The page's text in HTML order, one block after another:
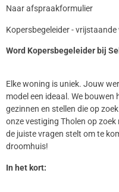
Naar afspraakformulier
Kopersbegeleider -
Word Kopersbegeleider bij
Elke woning is uniek. Jouw
model een ideaal. We bouwen
gezinnen en stellen die op
onze vestiging Tholen op
de juiste vragen stelt om te
droomhuis!
In het kort: